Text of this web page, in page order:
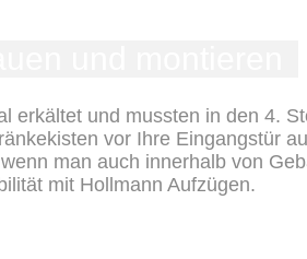
erkältet und mussten in den 4.
vor Ihre Eingangstür
man auch innerhalb von
mit Hollmann Aufzügen.